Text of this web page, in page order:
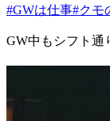
#GWは仕事#クモ
GW中もシフト